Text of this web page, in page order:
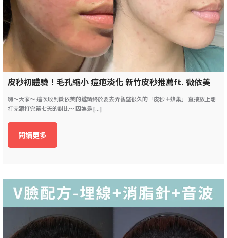
皮秒初體驗！毛孔縮小 痘疤淡化 新竹皮秒推薦ft. 微依美
嗨～大家～ 這次收到微依美的邀請終於要去弄觀望很久的「皮秒＋蜂巢」 直接放上剛
打完跟打完第七天的對比～ 因為是 [...]
閱讀更多